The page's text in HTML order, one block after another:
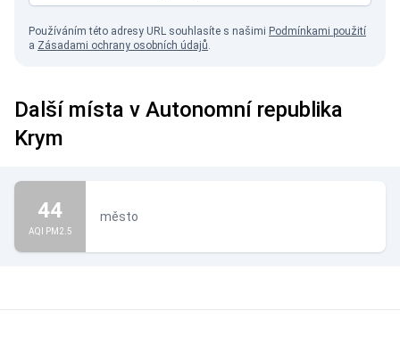
Používáním této adresy URL souhlasíte s našimi Podmínkami použití
a Zásadami ochrany osobních údajů.
Další místa v Autonomní republika
Krym
44
AQI PM2.5
město